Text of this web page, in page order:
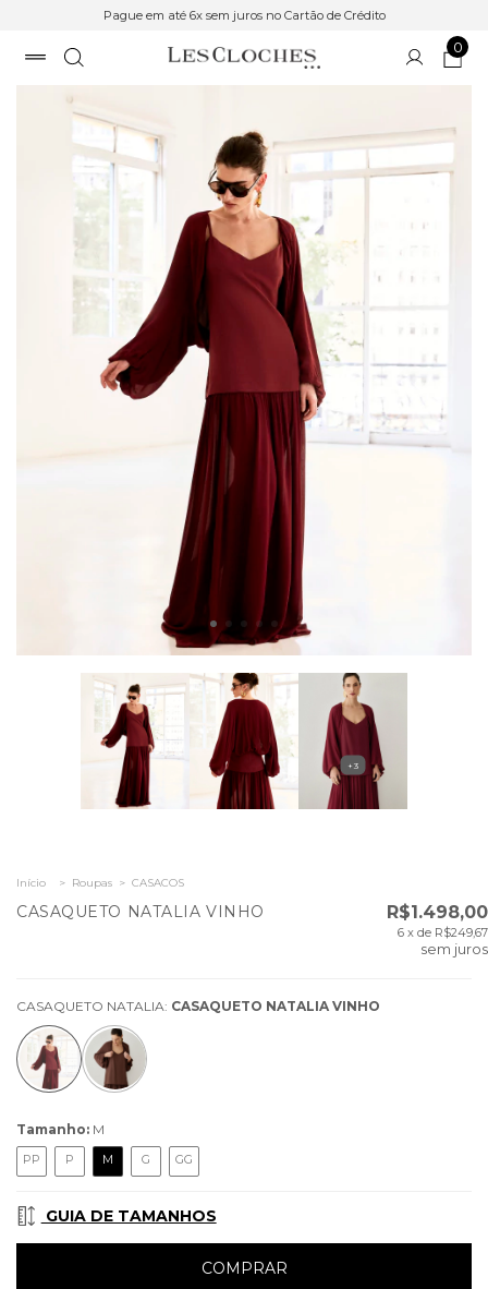
Pague em até 6x sem juros no Cartão de Crédito
0
+3
Início > Roupas > CASACOS
CASAQUETO NATALIA VINHO R$1.498,00
6 x de R$249,67
sem juros
CASAQUETO NATALIA: CASAQUETO NATALIA VINHO
Tamanho: M
PP P M G GG
GUIA DE TAMANHOS